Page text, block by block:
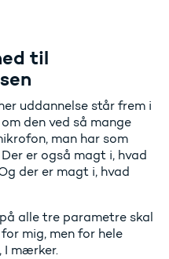
til
uddannelse står frem i
den ved så mange
man har som
er også magt i, hvad
der er magt i, hvad
alle tre parametre skal
mig, men for hele
I mærker.